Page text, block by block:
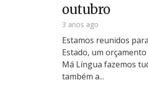
outubro
3 anos ago
Estamos reunidos
Estado, um
Má Língua fazemos
também a...